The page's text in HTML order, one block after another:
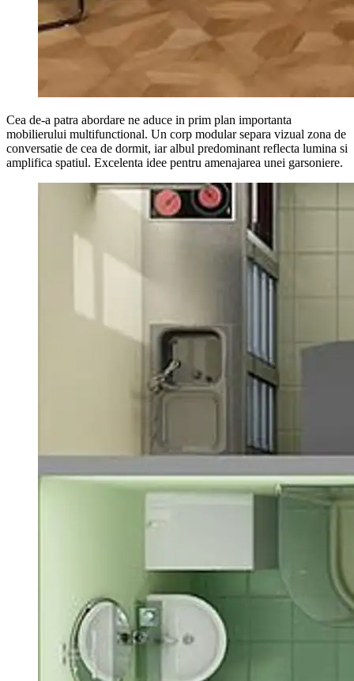
Cea de-a patra abordare ne aduce in prim plan importanta
mobilierului multifunctional. Un corp modular separa vizual zona de
conversatie de cea de dormit, iar albul predominant reflecta lumina si
amplifica spatiul. Excelenta idee pentru amenajarea unei garsoniere.